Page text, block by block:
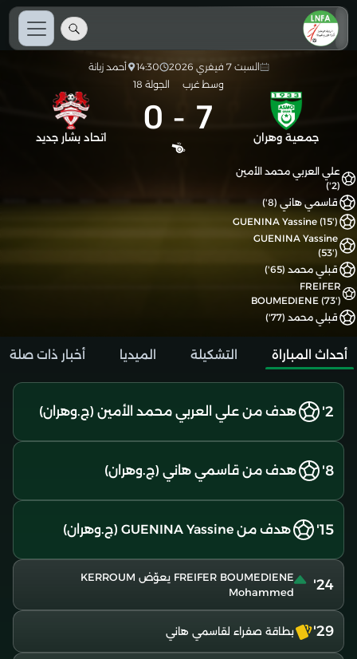
السبت 7 فيفري 2026 14:30
أحمد زبانة
وسط غرب
الجولة 18
جمعية وهران 7
-
0 اتحاد بشار جديد
علي العربي محمد الأمين
(2')
قاسمي هاني (8')
GUENINA Yassine (15')
GUENINA Yassine
(53')
قبلي محمد (65')
FREIFER
BOUMEDIENE (73')
قبلي محمد (77')
أحداث المباراة التشكيلة الميديا أخبار ذات صلة
2' هدف من علي العربي محمد الأمين (ج.وهران)
8' هدف من قاسمي هاني (ج.وهران)
15' هدف من GUENINA Yassine (ج.وهران)
24'
FREIFER BOUMEDIENE يعوّض KERROUM
Mohammed
29' بطاقة صفراء لقاسمي هاني